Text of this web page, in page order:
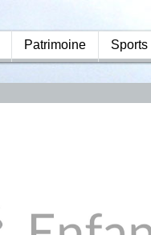
Patrimoine Sports